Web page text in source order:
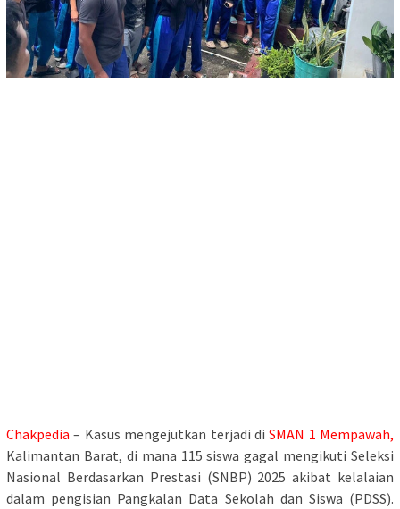
Chakpedia – Kasus mengejutkan terjadi diSMAN 1 Mempawah,
Kalimantan Barat, di mana 115 siswa gagal mengikuti Seleksi
Nasional Berdasarkan Prestasi (SNBP) 2025 akibat kelalaian
dalam pengisian Pangkalan Data Sekolah dan Siswa (PDSS).